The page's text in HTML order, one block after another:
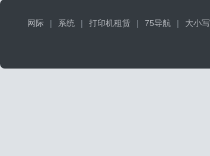
网际 | 系统 | 打印机租赁 | 75导航 | 大小写